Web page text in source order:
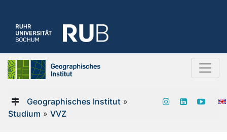
Geographisches Institut»
Studium » VVZ